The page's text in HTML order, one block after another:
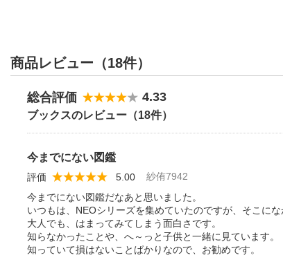
商品レビュー（18件）
総合評価 4.33
ブックスのレビュー（18件）
今までにない図鑑
紗侑7942
評価 5.00
今までにない図鑑だなあと思いました。
いつもは、NEOシリーズを集めていたのですが、そこに
大人でも、はまってみてしまう面白さです。
知らなかったことや、へ～っと子供と一緒に見ています。
知っていて損はないことばかりなので、お勧めです。